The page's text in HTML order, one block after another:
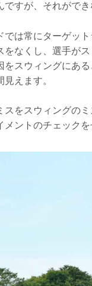
すが、それがで
では常にターゲッ
なくし、選手が
スウィングにあ
えます。
スをスウィングの
ントのチェックを